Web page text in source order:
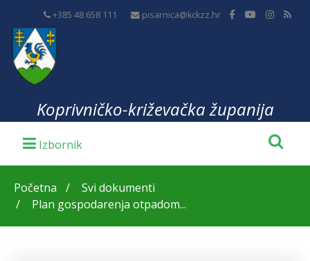
+385 48 658 111 pisarnica@kckzz.hr
Koprivničko-križevačka županija
Početna
Svi dokumenti
Plan gospodarenja otpadom...